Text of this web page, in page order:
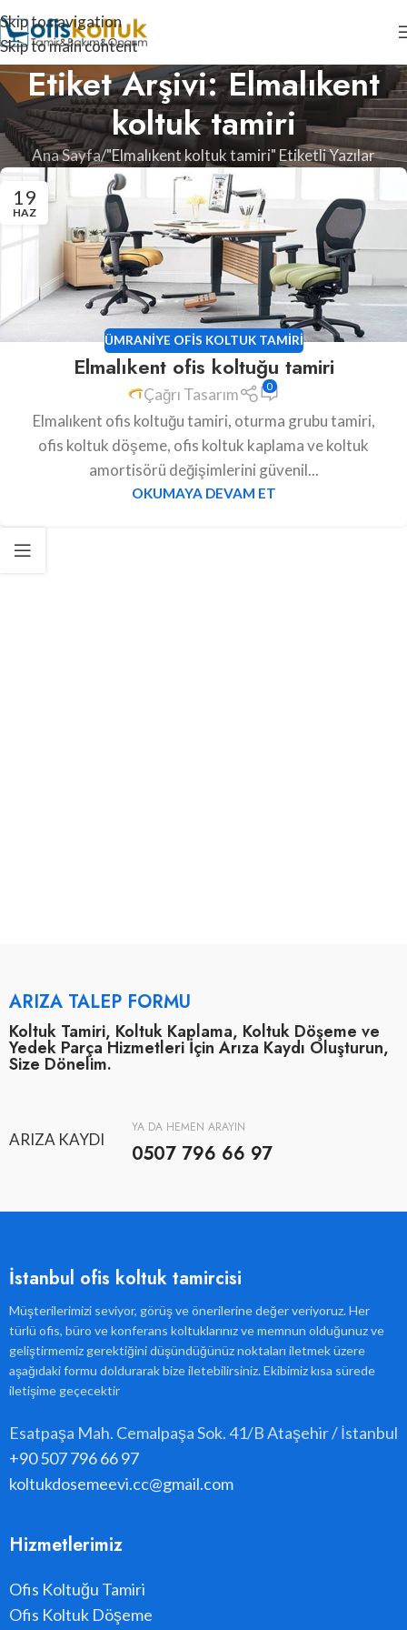
Skip to navigation
Skip to main content
Etiket Arşivi: Elmalıkent
koltuk tamiri
Ana Sayfa "Elmalıkent koltuk tamiri" Etiketli Yazılar
19
HAZ
ÜMRANIYE OFIS KOLTUK TAMIRI
Elmalıkent ofis koltuğu tamiri
Çağrı Tasarım 0
Elmalıkent ofis koltuğu tamiri, oturma grubu tamiri,
ofis koltuk döşeme, ofis koltuk kaplama ve koltuk
amortisörü değişimlerini güvenil...
OKUMAYA DEVAM ET
ARIZA TALEP FORMU
Koltuk Tamiri, Koltuk Kaplama, Koltuk Döşeme ve
Yedek Parça Hizmetleri İçin Arıza Kaydı Oluşturun,
Size Dönelim.
ARIZA KAYDI
YA DA HEMEN ARAYIN
0507 796 66 97
İstanbul ofis koltuk tamircisi
Müşterilerimizi seviyor, görüş ve önerilerine değer veriyoruz. Her
türlü ofis, büro ve konferans koltuklarınız ve memnun olduğunuz ve
geliştirmemiz gerektiğini düşündüğünüz noktaları iletmek üzere
aşağıdaki formu doldurarak bize iletebilirsiniz. Ekibimiz kısa sürede
iletişime geçecektir
Esatpaşa Mah. Cemalpaşa Sok. 41/B Ataşehir / İstanbul
+90 507 796 66 97
koltukdosemeevi.cc@gmail.com
Hizmetlerimiz
Ofis Koltuğu Tamiri
Ofis Koltuk Döşeme